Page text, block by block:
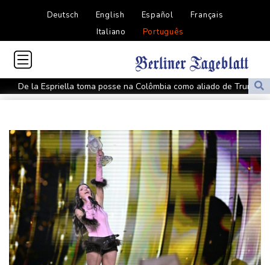
Deutsch English Español
Français
Italiano
Português
De la Espriella toma posse na Colômbia como aliado de Trump
na guerra contra o tráfico
governamentais no Iêmen
Adolescente mata avós, alunos e professores na Tailândia
Governo e oposição têm primeiro encontro rumo a transição
política na Venezuela
Protesto contra projeto de lei termina em confronto na Argentina
Governo e oposição têm primeiro encontro para transição política
na Venezuela
Meta é condenada a pagar US$ 567 milhões para estado dos